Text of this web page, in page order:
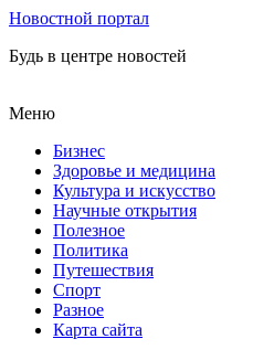
Новостной портал
Будь в центре новостей
Меню
Бизнес
Здоровье и медицина
Культура и искусство
Научные открытия
Полезное
Политика
Путешествия
Спорт
Разное
Карта сайта